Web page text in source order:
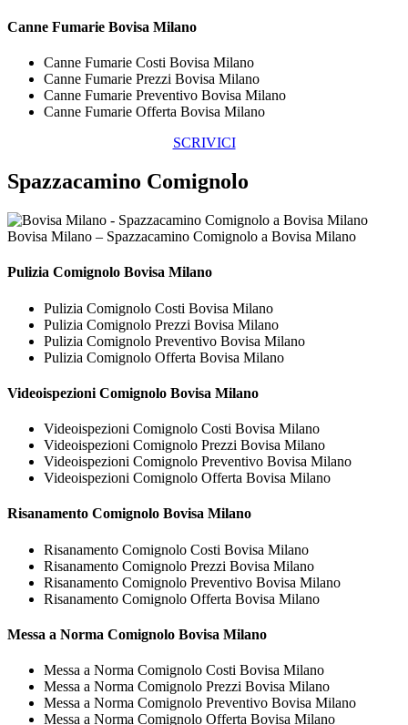
Canne Fumarie Bovisa Milano
Canne Fumarie Costi Bovisa Milano
Canne Fumarie Prezzi Bovisa Milano
Canne Fumarie Preventivo Bovisa Milano
Canne Fumarie Offerta Bovisa Milano
SCRIVICI
Spazzacamino Comignolo
Bovisa Milano – Spazzacamino Comignolo a Bovisa Milano
Pulizia Comignolo Bovisa Milano
Pulizia Comignolo Costi Bovisa Milano
Pulizia Comignolo Prezzi Bovisa Milano
Pulizia Comignolo Preventivo Bovisa Milano
Pulizia Comignolo Offerta Bovisa Milano
Videoispezioni Comignolo Bovisa Milano
Videoispezioni Comignolo Costi Bovisa Milano
Videoispezioni Comignolo Prezzi Bovisa Milano
Videoispezioni Comignolo Preventivo Bovisa Milano
Videoispezioni Comignolo Offerta Bovisa Milano
Risanamento Comignolo Bovisa Milano
Risanamento Comignolo Costi Bovisa Milano
Risanamento Comignolo Prezzi Bovisa Milano
Risanamento Comignolo Preventivo Bovisa Milano
Risanamento Comignolo Offerta Bovisa Milano
Messa a Norma Comignolo Bovisa Milano
Messa a Norma Comignolo Costi Bovisa Milano
Messa a Norma Comignolo Prezzi Bovisa Milano
Messa a Norma Comignolo Preventivo Bovisa Milano
Messa a Norma Comignolo Offerta Bovisa Milano